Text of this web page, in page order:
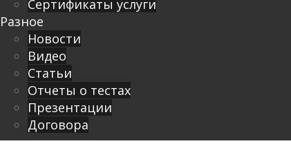
Сертификаты услуги
Разное
Новости
Видео
Cтатьи
Отчеты о тестах
Презентации
Договора